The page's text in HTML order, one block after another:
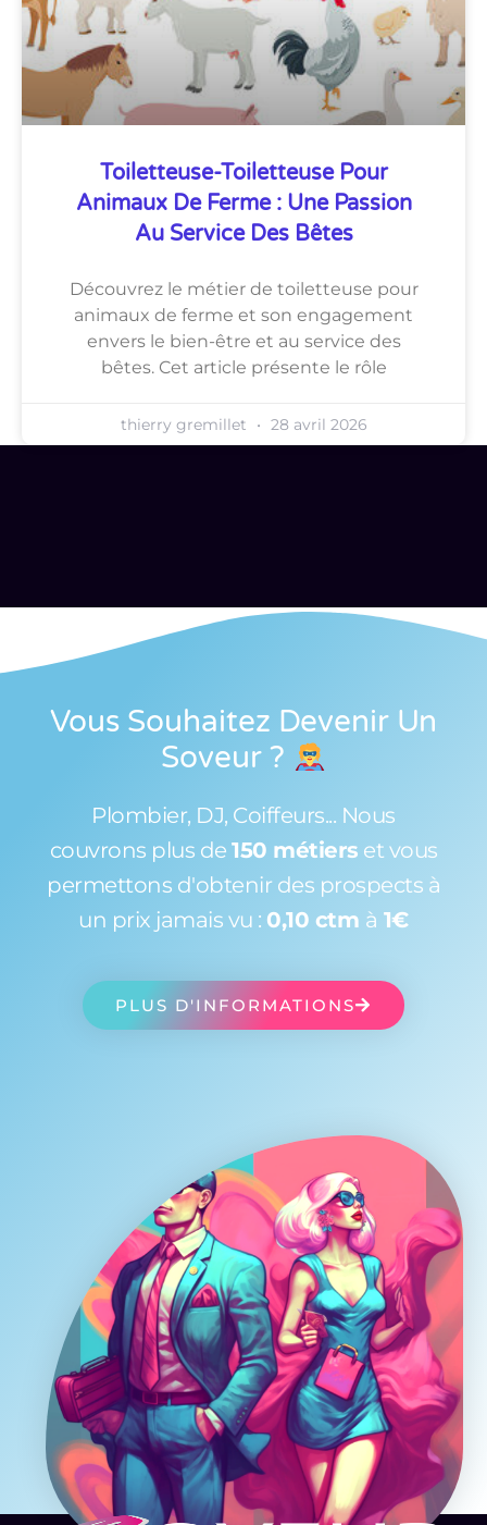
Toiletteuse-Toiletteuse Pour
Animaux De Ferme : Une Passion
Au Service Des Bêtes
Découvrez le métier de toiletteuse pour
animaux de ferme et son engagement
envers le bien-être et au service des
bêtes. Cet article présente le rôle
thierry gremillet 28 avril 2026
Vous Souhaitez Devenir Un
Soveur ?
Plombier, DJ, Coiffeurs... Nous
couvrons plus de 150 métiers et vous
permettons d'obtenir des prospects à
un prix jamais vu : 0,10 ctm à 1€
PLUS D'INFORMATIONS